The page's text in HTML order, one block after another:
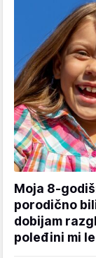
Moja 8-
porodično
dobijam
poleđini mi